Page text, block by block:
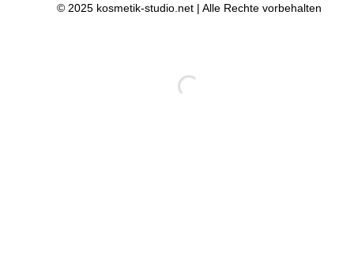
© 2025 kosmetik-studio.net | Alle Rechte vorbehalten